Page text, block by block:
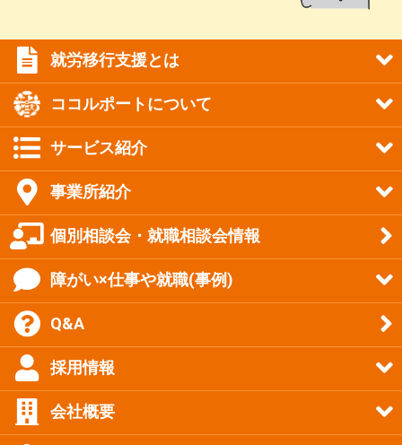
就労移行支援とは
ココルポートについて
サービス紹介
事業所紹介
個別相談会・就職相談会情報
障がい×仕事や就職(事例)
Q&A
採用情報
会社概要